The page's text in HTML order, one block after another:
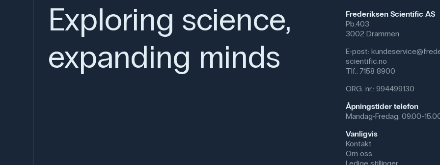
eksempel brukes til å drive
rakettfremdrift, der luften som
måten konkretiseres begreper
Ballongene kan i andre
aktiviteter eller
pedagogiske miljøer, for
Spesifikasjoner
Exploring science,
expanding minds
Frederiksen Scientific AS
Pb.403
3002 Drammen
E-post:
scientific.no
Tlf.: 7158 8900
ORG. nr.: 994499130
Åpningstider telefon
Mandag-Fredag: 09.00-
Vanligvis
Kontakt
Om oss